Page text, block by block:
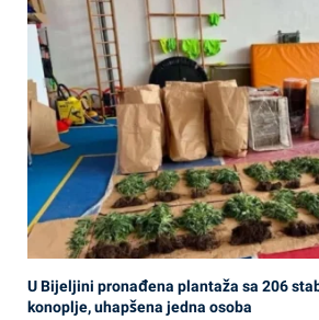
U Bijeljini pronađena plantaža sa 206
konoplje, uhapšena jedna osoba